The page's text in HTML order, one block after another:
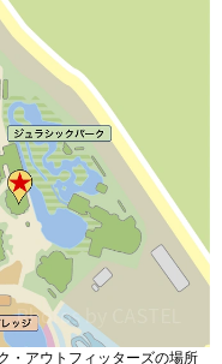
・アウトフィッターズの場所